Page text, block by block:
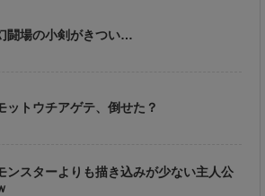
闘場の小剣がきつい…
ットウチアゲテ、倒せた？
ンスターよりも描き込みが少ない主人公